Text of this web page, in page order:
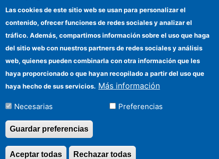
IFS
Organismos financiadores
Cómo llegar
Información para proveedores
©Copyright 2026 Todos los derechos
reservados
Las cookies de este sitio web se usan para personalizar el
contenido, ofrecer funciones de redes sociales y analizar el
tráfico. Además, compartimos información sobre el uso que haga
del sitio web con nuestros partners de redes sociales y análisis
web, quienes pueden combinarla con otra información que les
haya proporcionado o que hayan recopilado a partir del uso que
haya hecho de sus servicios. Más información
Necesarias Preferencias
Guardar preferencias
Rechazar todas
Aceptar todas